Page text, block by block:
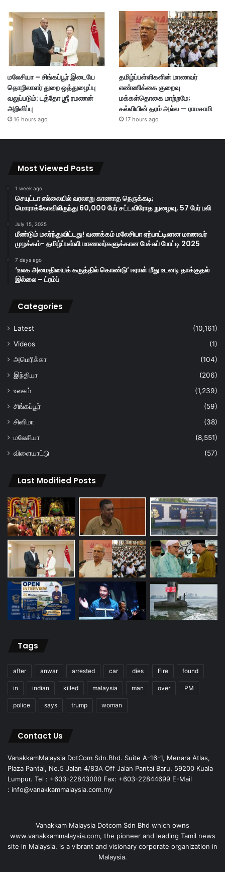
மலேசியா – சிங்கப்பூர் இடையே
தொழிலாளர் துறை ஒத்துழைப்பு
வலுப்படும்: டத்தோ ஶ்ரீ ரமணன்
அறிவிப்பு
16 hours ago
தமிழ்ப்பள்ளிகளின் மாணவர்
எண்ணிக்கை குறைவு
மக்கள்தொகை மாற்றமே;
கல்வியின் தரம் அல்ல — ராமசாமி
17 hours ago
Most Viewed Posts
1 week ago
செயுட்டா எல்லையில் வரலாறு காணாத நெருக்கடி;
மொராக்கோவிலிருந்து 60,000 பேர் சட்டவிரோத நுழைவு, 57 பேர் பலி
July 15, 2025
மீண்டும் மலர்ந்துவிட்டது! வணக்கம் மலேசியா ஏற்பாட்டிலான மாணவர்
முழக்கம்- தமிழ்ப்பள்ளி மாணவர்களுக்கான பேச்சுப் போட்டி 2025
7 days ago
‘உலக அமைதியைக் கருத்தில் கொண்டு’ ஈரான் மீது உடனடி தாக்குதல்
இல்லை – ட்ரம்ப்
Categories
Latest
(10,161)
Videos
(1)
அமெரிக்கா
(104)
இந்தியா
(206)
உலகம்
(1,239)
சிங்கப்பூர்
(59)
சினிமா
(38)
மலேசியா
(8,551)
விளையாட்டு
(57)
Last Modified Posts
Tags
after anwar arrested car dies Fire found
in indian killed malaysia man over PM
police says trump woman
Contact Us
VanakkamMalaysia DotCom Sdn.Bhd. Suite A-16-1, Menara Atlas,
Plaza Pantai, No.5 Jalan 4/83A Off Jalan Pantai Baru, 59200 Kuala
Lumpur. Tel : +603-22843000 Fax: +603-22844699 E-Mail
: info@vanakkammalaysia.com.my
Vanakkam Malaysia Dotcom Sdn Bhd which owns
www.vanakkammalaysia.com, the pioneer and leading Tamil news
site in Malaysia, is a vibrant and visionary corporate organization in
Malaysia.